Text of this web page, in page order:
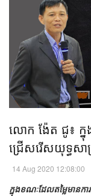
លោក ង៉ែត ជូ៖ ក្នុ
ជ្រើសរើសយុទ្ធសា
14 Aug 2020 12:08:00
ក្នុងខណៈដែលតម្លៃមានក